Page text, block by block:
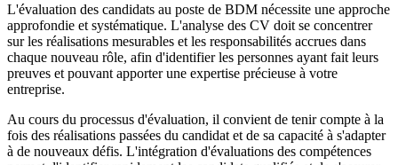
L'évaluation des candidats au poste de BDM nécessite une approche
approfondie et systématique. L'analyse des CV doit se concentrer
sur les réalisations mesurables et les responsabilités accrues dans
chaque nouveau rôle, afin d'identifier les personnes ayant fait leurs
preuves et pouvant apporter une expertise précieuse à votre
entreprise.
Au cours du processus d'évaluation, il convient de tenir compte à la
fois des réalisations passées du candidat et de sa capacité à s'adapter
à de nouveaux défis. L'intégration d'évaluations des compétences